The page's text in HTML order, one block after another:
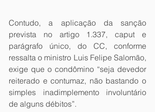
Contudo, a aplicação da sanção
prevista no artigo 1.337, caput e
parágrafo único, do CC, conforme
ressalta o ministro Luis Felipe Salomão,
exige que o condômino “seja devedor
reiterado e contumaz, não bastando o
simples inadimplemento involuntário
de alguns débitos”.